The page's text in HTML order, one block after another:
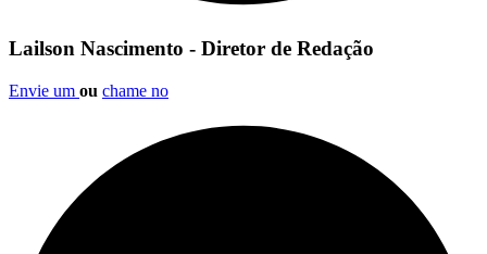
Lailson Nascimento - Diretor de Redação
Envie um ou chame no